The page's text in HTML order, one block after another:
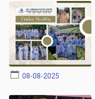
08-08-2025